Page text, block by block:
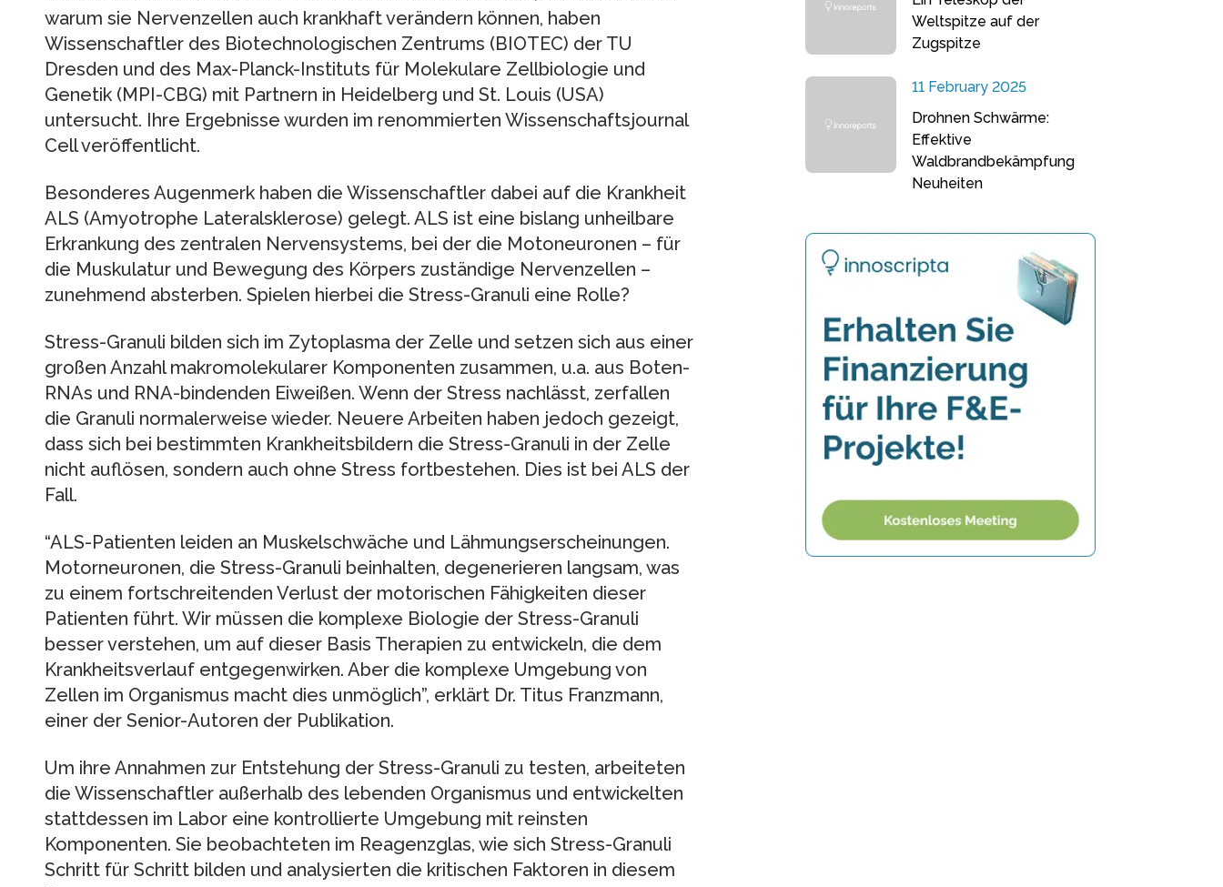
warum sie Nervenzellen auch krankhaft verändern können, haben
Wissenschaftler des Biotechnologischen Zentrums (BIOTEC) der TU
Dresden und des Max-Planck-Instituts für Molekulare Zellbiologie und
Genetik (MPI-CBG) mit Partnern in Heidelberg und St. Louis (USA)
untersucht. Ihre Ergebnisse wurden im renommierten Wissenschaftsjournal
Cell veröffentlicht.
Besonderes Augenmerk haben die Wissenschaftler dabei auf die Krankheit
ALS (Amyotrophe Lateralsklerose) gelegt. ALS ist eine bislang unheilbare
Erkrankung des zentralen Nervensystems, bei der die Motoneuronen – für
die Muskulatur und Bewegung des Körpers zuständige Nervenzellen –
zunehmend absterben. Spielen hierbei die Stress-Granuli eine Rolle?
Stress-Granuli bilden sich im Zytoplasma der Zelle und setzen sich aus einer
großen Anzahl makromolekularer Komponenten zusammen, u.a. aus Boten-
RNAs und RNA-bindenden Eiweißen. Wenn der Stress nachlässt, zerfallen
die Granuli normalerweise wieder. Neuere Arbeiten haben jedoch gezeigt,
dass sich bei bestimmten Krankheitsbildern die Stress-Granuli in der Zelle
nicht auflösen, sondern auch ohne Stress fortbestehen. Dies ist bei ALS der
Fall.
“ALS-Patienten leiden an Muskelschwäche und Lähmungserscheinungen.
Motorneuronen, die Stress-Granuli beinhalten, degenerieren langsam, was
zu einem fortschreitenden Verlust der motorischen Fähigkeiten dieser
Patienten führt. Wir müssen die komplexe Biologie der Stress-Granuli
besser verstehen, um auf dieser Basis Therapien zu entwickeln, die dem
Krankheitsverlauf entgegenwirken. Aber die komplexe Umgebung von
Zellen im Organismus macht dies unmöglich”, erklärt Dr. Titus Franzmann,
einer der Senior-Autoren der Publikation.
Um ihre Annahmen zur Entstehung der Stress-Granuli zu testen, arbeiteten
die Wissenschaftler außerhalb des lebenden Organismus und entwickelten
stattdessen im Labor eine kontrollierte Umgebung mit reinsten
Komponenten. Sie beobachteten im Reagenzglas, wie sich Stress-Granuli
Schritt für Schritt bilden und analysierten die kritischen Faktoren in diesem
Weltspitze auf der
Zugspitze
11 February 2025
Drohnen Schwärme:
Effektive
Waldbrandbekämpfung
Neuheiten